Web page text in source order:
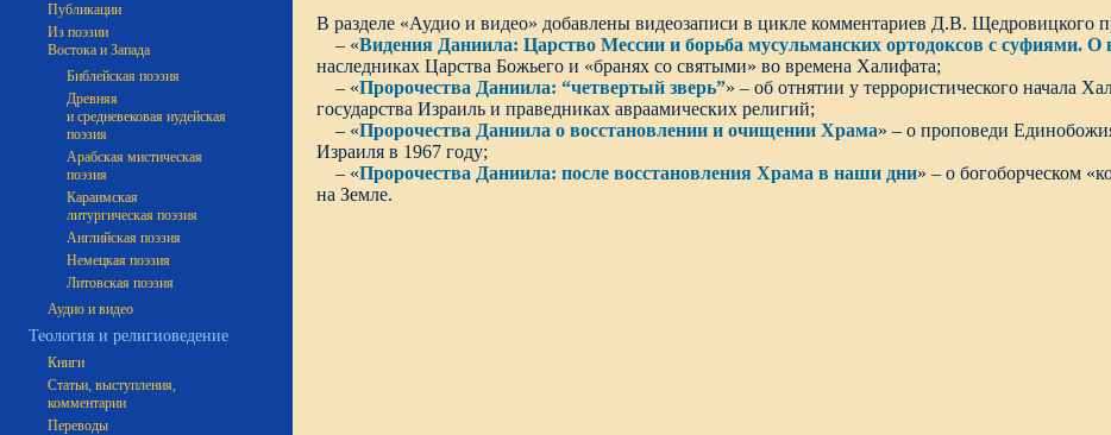
Публикации
Из поэзии
Востока и Запада
Библейская поэзия
Древняя
и средневековая иудейская
поэзия
Арабская мистическая
поэзия
Караимская
литургическая поэзия
Английская поэзия
Немецкая поэзия
Литовская поэзия
Аудио и видео
Теология и религиоведение
Книги
Статьи, выступления,
комментарии
Переводы
В разделе «Аудио и видео» добавлены видеозаписи в цикле комментариев Д.В. Щедровицкого
– «Видения Даниила: Царство Мессии и борьба мусульманских ортодоксов с суфиями. О
наследниках Царства Божьего и «бранях со святыми» во времена Халифата;
– «Пророчества Даниила: “четвертый зверь”» – об отнятии у террористического начала
государства Израиль и праведниках авраамических религий;
– «Пророчества Даниила о восстановлении и очищении Храма» – о проповеди
Израиля в 1967 году;
– «Пророчества Даниила: после восстановления Храма в наши дни» – о богоборческом
на Земле.